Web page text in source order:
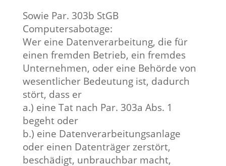
Sowie Par. 303b StGB
Computersabotage:
Wer eine Datenverarbeitung, die für
einen fremden Betrieb, ein fremdes
Unternehmen, oder eine Behörde von
wesentlicher Bedeutung ist, dadurch
stört, dass er
a.) eine Tat nach Par. 303a Abs. 1
begeht oder
b.) eine Datenverarbeitungsanlage
oder einen Datenträger zerstört,
beschädigt, unbrauchbar macht,